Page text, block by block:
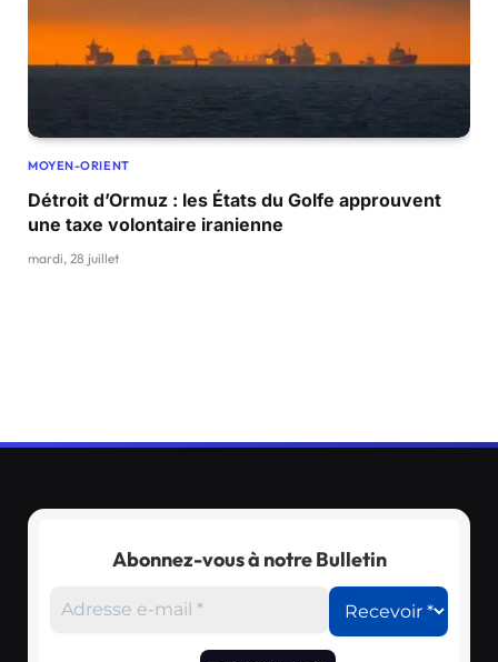
MOYEN-ORIENT
Détroit d’Ormuz : les États du Golfe approuvent
une taxe volontaire iranienne
mardi, 28 juillet
Abonnez-vous à notre Bulletin